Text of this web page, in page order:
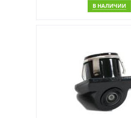
В НАЛИЧИИ